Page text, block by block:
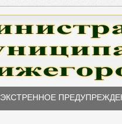
ЭКСТРЕННОЕ